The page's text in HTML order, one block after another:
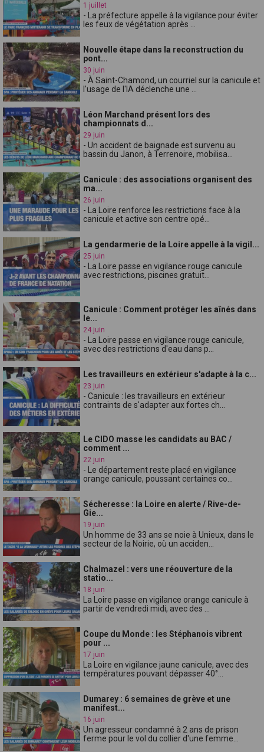
1 juillet
- La préfecture appelle à la vigilance pour éviter
les feux de végétation après ...
Nouvelle étape dans la reconstruction du
pont...
30 juin
- À Saint-Chamond, un courriel sur la canicule et
l'usage de l'IA déclenche une ...
Léon Marchand présent lors des
championnats d...
29 juin
- Un accident de baignade est survenu au
bassin du Janon, à Terrenoire, mobilisa...
Canicule : des associations organisent des
ma...
26 juin
- La Loire renforce les restrictions face à la
canicule et active son centre opé...
La gendarmerie de la Loire appelle à la vigil...
25 juin
- La Loire passe en vigilance rouge canicule
avec restrictions, piscines gratuit...
Canicule : Comment protéger les aînés dans
le...
24 juin
- La Loire passe en vigilance rouge canicule,
avec des restrictions d'eau dans p...
Les travailleurs en extérieur s'adapte à la c...
23 juin
- Canicule : les travailleurs en extérieur
contraints de s'adapter aux fortes ch...
Le CIDO masse les candidats au BAC /
comment ...
22 juin
- Le département reste placé en vigilance
orange canicule, poussant certaines co...
Sécheresse : la Loire en alerte / Rive-de-
Gie...
19 juin
Un homme de 33 ans se noie à Unieux, dans le
secteur de la Noirie, où un acciden...
Chalmazel : vers une réouverture de la
statio...
18 juin
La Loire passe en vigilance orange canicule à
partir de vendredi midi, avec des ...
Coupe du Monde : les Stéphanois vibrent
pour ...
17 juin
La Loire en vigilance jaune canicule, avec des
températures pouvant dépasser 40°...
Dumarey : 6 semaines de grève et une
manifest...
16 juin
Un agresseur condamné à 2 ans de prison
ferme pour le vol du collier d'une femme...